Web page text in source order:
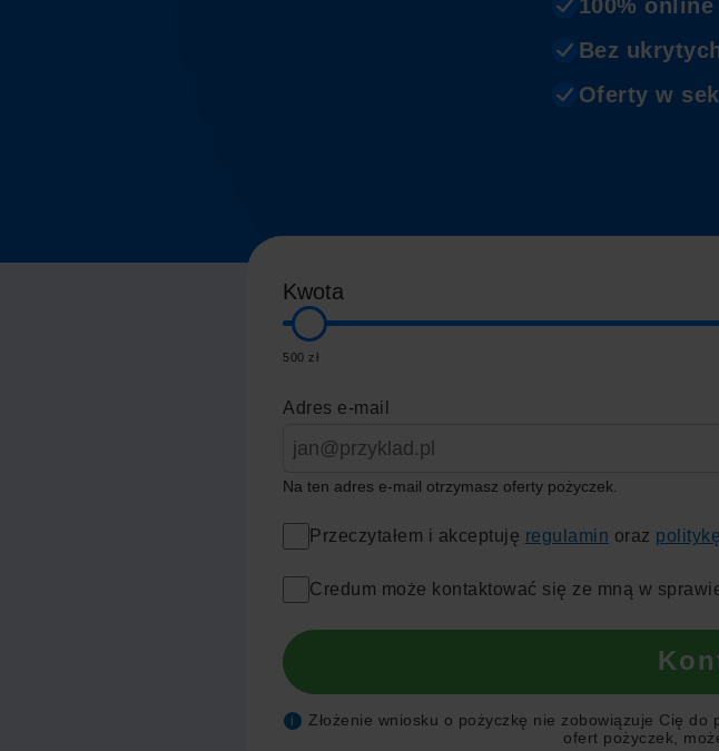
100% online
Bez
Oferty w
Kwota
500 zł
Adres e-mail
Na ten adres e-mail otrzymasz oferty pożyczek.
Przeczytałem i akceptuję regulamin oraz
Credum może kontaktować się ze mną w
i
Złożenie wniosku o pożyczkę nie zobowiązuje Cię
ofert pożyczek,